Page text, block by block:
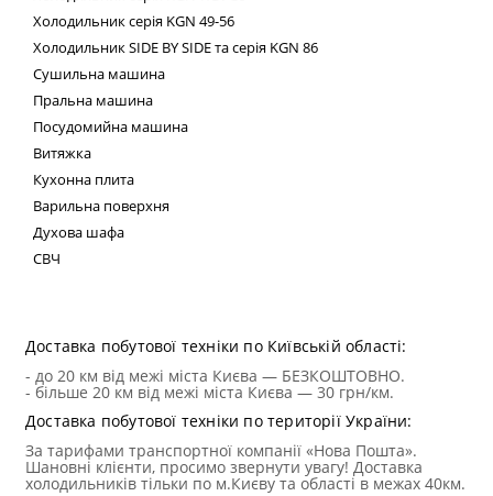
Холодильник серія KGN 49-56
ХолодильникSIDE BYSIDEта серія KGN 86
Сушильна машина
Пральна машина
Посудомийна машина
Витяжка
Кухонна плита
Варильна поверхня
Духова шафа
СВЧ
Доставка побутової техніки по Київській області:
- до 20 км від межі міста Києва — БЕЗКОШТОВНО.
- більше 20 км від межі міста Києва — 30 грн/км.
Доставка побутової техніки по території України:
За тарифами транспортної компанії «Нова Пошта».
Шановні клієнти, просимо звернути увагу! Доставка
холодильників тільки по м.Києву та області в межах 40км.